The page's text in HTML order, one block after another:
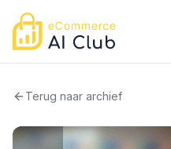
Terug naar archief